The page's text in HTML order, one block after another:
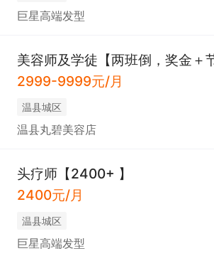
巨星高端发型
美容师及学徒【两班倒，奖金＋
2999-9999元/月
温县城区
温县丸碧美容店
头疗师【2400+ 】
2400元/月
温县城区
巨星高端发型